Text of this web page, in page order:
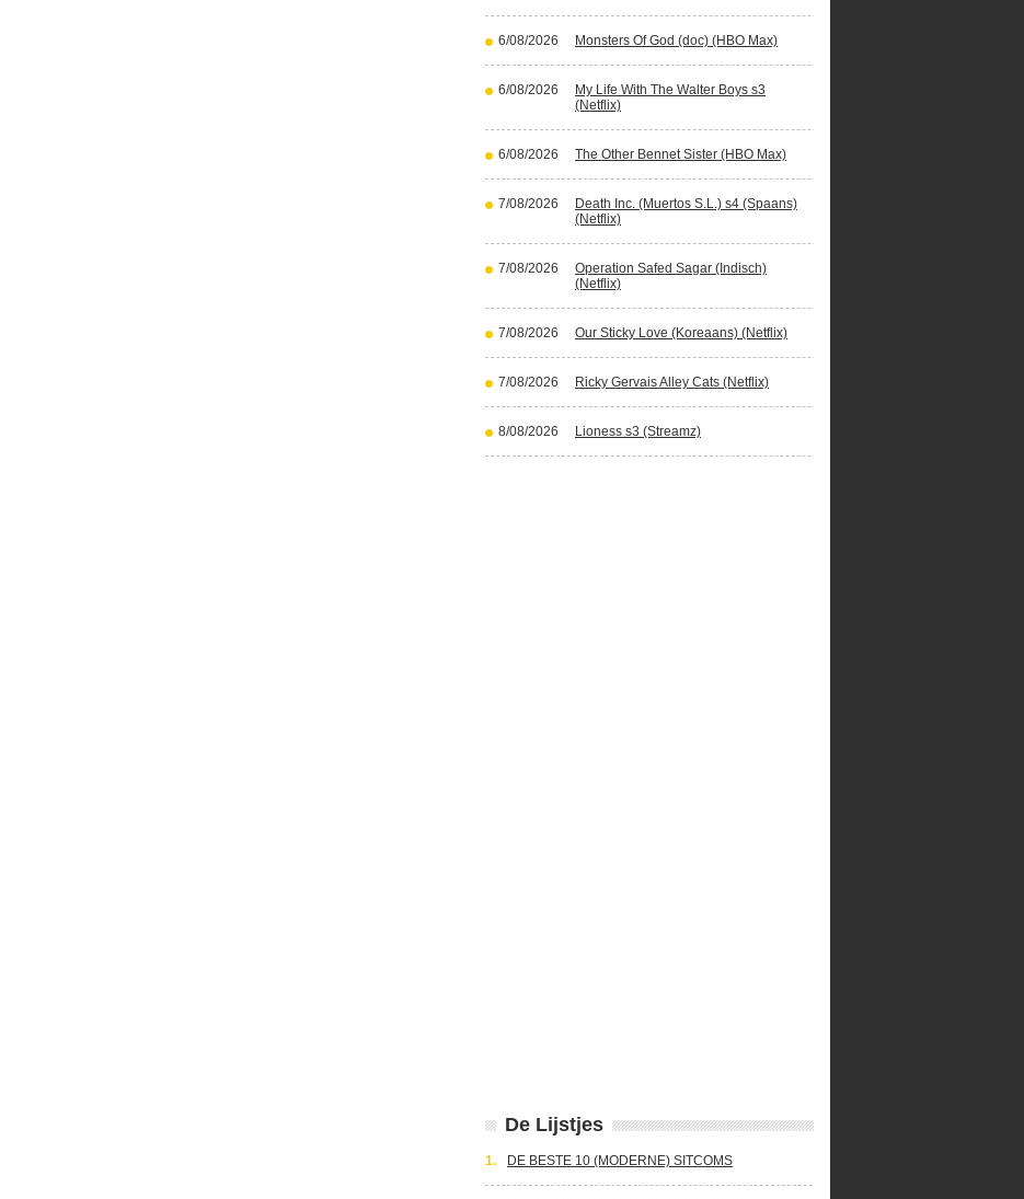
6/08/2026 Monsters Of God (doc) (HBO Max)
6/08/2026
My Life With The Walter Boys s3
(Netflix)
6/08/2026 The Other Bennet Sister (HBO Max)
7/08/2026
Death Inc. (Muertos S.L.) s4 (Spaans)
(Netflix)
7/08/2026
Operation Safed Sagar (Indisch)
(Netflix)
7/08/2026 Our Sticky Love (Koreaans) (Netflix)
7/08/2026 Ricky Gervais Alley Cats (Netflix)
8/08/2026 Lioness s3 (Streamz)
De Lijstjes
1. DE BESTE 10 (MODERNE) SITCOMS